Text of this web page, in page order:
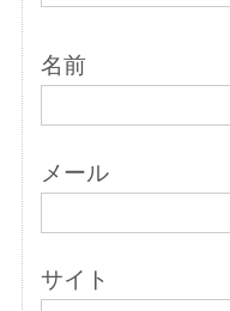
名前
メール
サイト